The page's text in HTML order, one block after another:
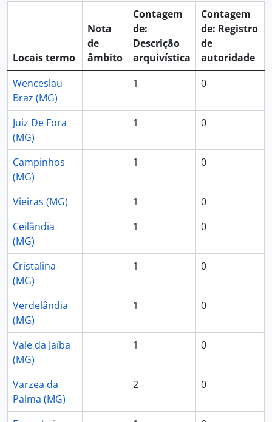
Locais termo
Nota
de
âmbito
Contagem
de:
Descrição
arquivística
Contagem
de: Registro
de
autoridade
Wenceslau
Braz (MG)
1 0
Juiz De Fora
(MG)
1 0
Campinhos
(MG)
1 0
Vieiras (MG) 1
0
Ceilândia
(MG)
1 0
Cristalina
(MG)
1 0
Verdelândia
(MG)
1 0
Vale da Jaíba
(MG)
1 0
Varzea da
Palma (MG)
2 0